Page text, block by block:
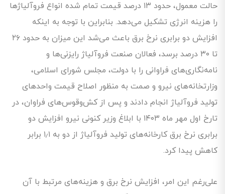
حالت معمول، حدود ۱۳ درصد قیمت تمام شده انواع فروآلیاژها
را هزینه انرژی تشکیل می‌دهد. بنابراین با توجه به اینکه
افزایش دو برابری نرخ برق باعث می‌شد این میزان به حدود ۲۶
تا ۳۰ درصد برسد، فعالان صنعت فروآلیاژ رایزنی‌ها و
نامه‌نگاری‌های فراوانی را با دولت، مجلس شورای اسلامی،
وزارتخانه‌های نیرو و صمت به منظور اصلاح قیمت واحدهای
تولید فروآلیاژ انجام دادند و پس از کش‌وقوس‌های فراوان، در
تارخ اول مهر ماه ۱۴۰۳ با ابلاغ وزیر کنونی نیرو افزایش دو
برابری نرخ برق کارخانه‌های تولید فروآلیاژ از دو به ۱٫۱ برابر
کاهش پیدا کرد.
علی‌رغم این امر، افزایش نرخ برق و هزینه‌های مرتبط با آن